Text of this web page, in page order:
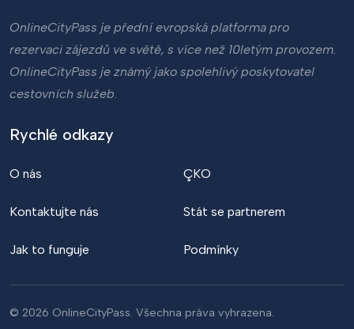
OnlineCityPass je přední evropská platforma pro
rezervaci zájezdů ve světě, s více než 10letým provozem.
OnlineCityPass je známý jako spolehlivý poskytovatel
cestovních služeb.
Rychlé odkazy
O nás
Kontaktujte nás
Jak to funguje
ÇKO
Stát se partnerem
Podmínky
© 2026 OnlineCityPass. Všechna práva vyhrazena.